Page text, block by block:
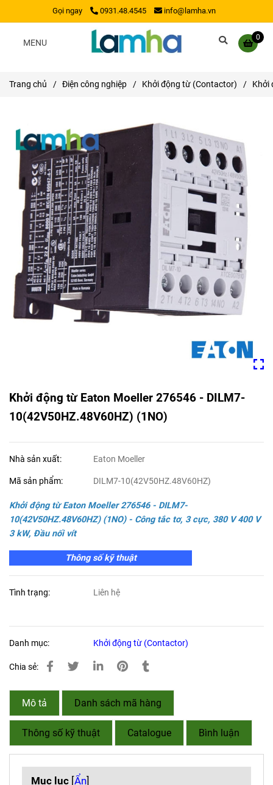
Gọi ngay 0931.48.4545 info@lamha.vn
0
MENU
Trang chủ / Điện công nghiệp / Khởi động từ (Contactor) / Khởi
Khởi động từ Eaton Moeller 276546 - DILM7-
10(42V50HZ.48V60HZ) (1NO)
Nhà sản xuất: Eaton Moeller
Mã sản phẩm: DILM7-10(42V50HZ.48V60HZ)
Khởi độngtừ Eaton Moeller276546 - DILM7-
10(42V50HZ.48V60HZ) (1NO)- Công tắc tơ, 3 cực, 380 V 400 V
3 kW, Đầu nối vít
Thông số kỹ thuật
Tình trạng: Liên hệ
Danh mục: Khởi động từ (Contactor)
Chia sẻ:
Mô tả Danh sách mã hàng
Thông số kỹ thuật Catalogue Bình luận
Mục lục [Ẩn]